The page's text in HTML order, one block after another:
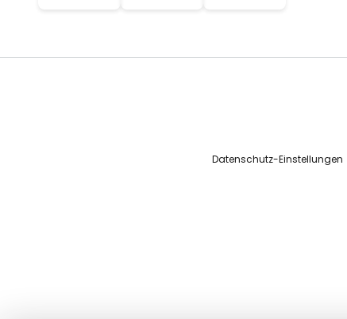
Datenschutz-Einstellungen